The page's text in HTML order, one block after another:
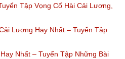
Sắc Nhất
Tập Vọng Cổ Hài Cải Lương,
Nam
Lương Hay Nhất – Tuyển Tập
TàiNhất – Tuyển Tập Những Bài